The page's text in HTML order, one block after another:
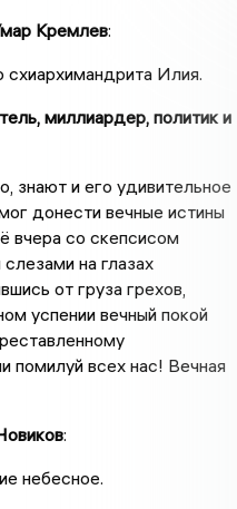
Кремлев:
схиархимандрита Илия.
миллиардер, политик и
знают и его удивительное
донести вечные истины
со скепсисом
на глазах
от груза грехов,
успении вечный покой
помилуй всех нас! Вечная
:
небесное.